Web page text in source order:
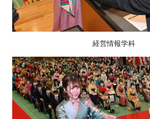
経営情報学科